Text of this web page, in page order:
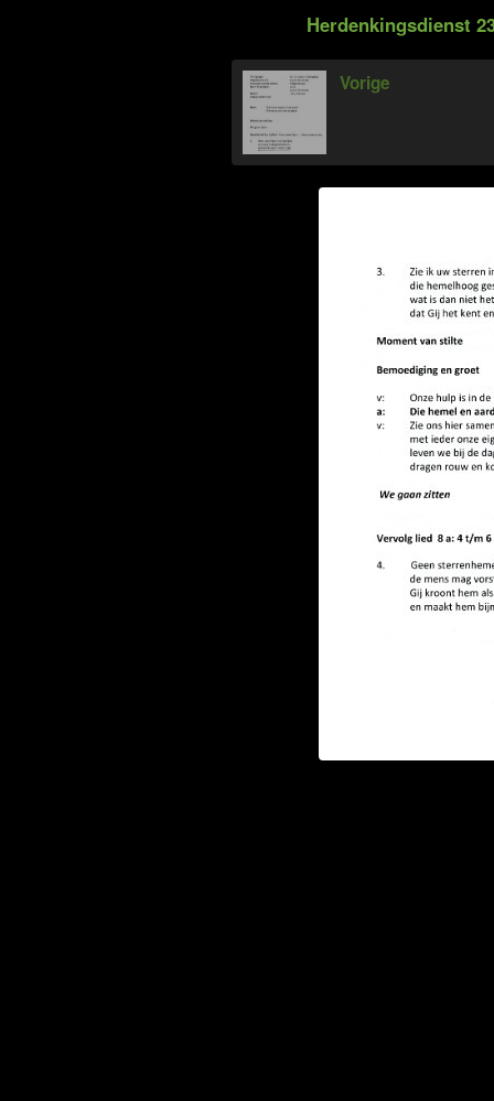
Herdenkingsdienst
Vorige